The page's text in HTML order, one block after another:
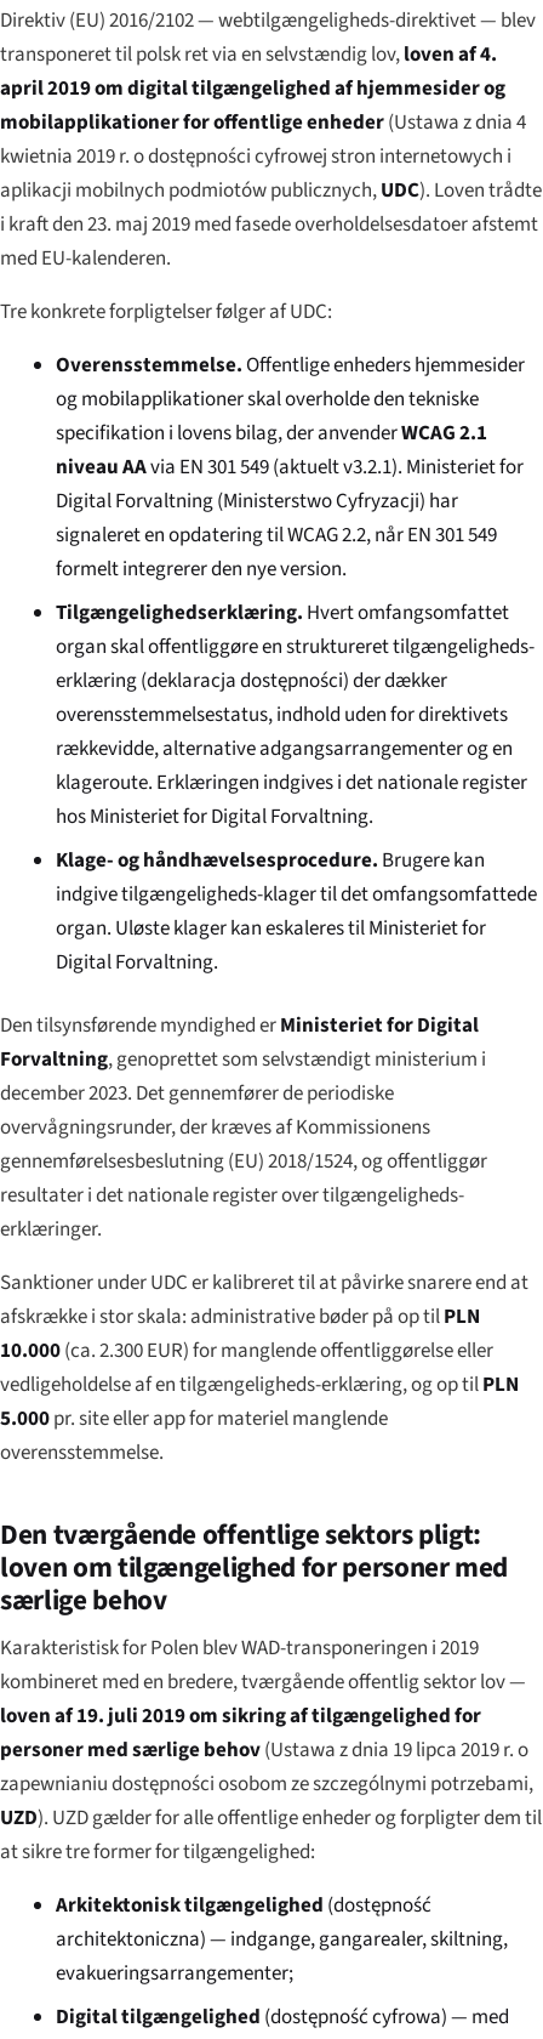
Direktiv (EU) 2016/2102 — webtilgængeligheds-direktivet — blev
transponeret til polsk ret via en selvstændig lov,loven af 4.
april 2019 om digital tilgængelighed af hjemmesider og
mobilapplikationer for offentlige enheder(Ustawa z dnia 4
kwietnia 2019 r. o dostępności cyfrowej stron internetowych i
aplikacji mobilnych podmiotów publicznych,UDC). Loven trådte
i kraft den 23. maj 2019 med fasede overholdelsesdatoer afstemt
med EU-kalenderen.
Tre konkrete forpligtelser følger af UDC:
Overensstemmelse.Offentlige enheders hjemmesider
og mobilapplikationer skal overholde den tekniske
specifikation i lovens bilag, der anvenderWCAG 2.1
niveau AAvia EN 301 549 (aktuelt v3.2.1). Ministeriet for
Digital Forvaltning (Ministerstwo Cyfryzacji) har
signaleret en opdatering til WCAG 2.2, når EN 301 549
formelt integrerer den nye version.
Tilgængelighedserklæring. Hvert omfangsomfattet
organ skal offentliggøre en struktureret tilgængeligheds-
erklæring (deklaracja dostępności) der dækker
overensstemmelsestatus, indhold uden for direktivets
rækkevidde, alternative adgangsarrangementer og en
klageroute. Erklæringen indgives i det nationale register
hos Ministeriet for Digital Forvaltning.
Klage- og håndhævelsesprocedure. Brugere kan
indgive tilgængeligheds-klager til det omfangsomfattede
organ. Uløste klager kan eskaleres til Ministeriet for
Digital Forvaltning.
Den tilsynsførende myndighed erMinisteriet for Digital
Forvaltning, genoprettet som selvstændigt ministerium i
december 2023. Det gennemfører de periodiske
overvågningsrunder, der kræves af Kommissionens
gennemførelsesbeslutning (EU) 2018/1524, og offentliggør
resultater i det nationale register over tilgængeligheds-
erklæringer.
Sanktioner under UDC er kalibreret til at påvirke snarere end at
afskrække i stor skala: administrative bøder på op tilPLN
10.000(ca. 2.300 EUR) for manglende offentliggørelse eller
vedligeholdelse af en tilgængeligheds-erklæring, og op tilPLN
5.000pr. site eller app for materiel manglende
overensstemmelse.
Den tværgående offentlige sektors pligt:
loven om tilgængelighed for personer med
særlige behov
Karakteristisk for Polen blev WAD-transponeringen i 2019
kombineret med en bredere, tværgående offentlig sektor lov —
loven af 19. juli 2019 om sikring af tilgængelighed for
personer med særlige behov(Ustawa z dnia 19 lipca 2019 r. o
zapewnianiu dostępności osobom ze szczególnymi potrzebami,
UZD). UZD gælder for alle offentlige enheder og forpligter dem til
at sikre tre former for tilgængelighed:
Arkitektonisk tilgængelighed (dostępność
architektoniczna) — indgange, gangarealer, skiltning,
evakueringsarrangementer;
Digital tilgængelighed (dostępność cyfrowa) — med